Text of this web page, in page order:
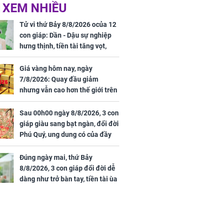
đường đi
khu công
Thần
bếp chill của nhà mới -
cạnh biệt thự bầu Hiển
ngày
3 con giáp
bạt ngàn,
Quý, ung
đầy nhà,
hưng thịnh
NHIỀU
Tử vi thứ Bảy 8/8/2026 ocủa 12
con giáp: Dần - Dậu sự nghiệp
hưng thịnh, tiền tài tăng vọt,
Mão - Thân công việc bất trắc,
tiền mất tật mang
Giá vàng hôm nay, ngày
7/8/2026: Quay đầu giảm
nhưng vẫn cao hơn thế giới trên
7 triệu đồng
Sau 00h00 ngày 8/8/2026, 3 con
giáp giàu sang bạt ngàn, đổi đời
Phú Quý, ung dung có của đầy
nhà, ngày càng hưng thịnh sung
túc
Đúng ngày mai, thứ Bảy
8/8/2026, 3 con giáp đổi đời dễ
dàng như trở bàn tay, tiền tài ùa